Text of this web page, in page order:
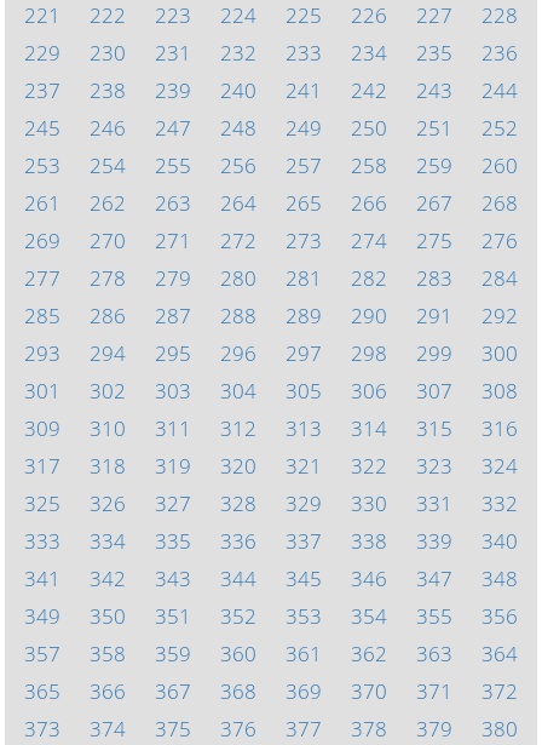
221
222 223 224 225 226 227
228
229
230 231 232 233 234 235
236
237
238 239 240 241 242 243
244
245
246 247 248 249 250 251
252
253
254 255 256 257 258 259
260
261
262 263 264 265 266 267
268
269
270 271 272 273 274 275
276
277
278 279 280 281 282 283
284
285
286 287 288 289 290 291
292
293
294 295 296 297 298 299
300
301
302 303 304 305 306 307
308
309
310 311 312 313 314 315
316
317
318 319 320 321 322 323
324
325
326 327 328 329 330 331
332
333
334 335 336 337 338 339
340
341
342 343 344 345 346 347
348
349
350 351 352 353 354 355
356
357
358 359 360 361 362 363
364
365
366 367 368 369 370 371
372
373
374 375 376 377 378 379 380